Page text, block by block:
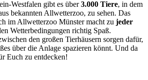
Westfalen gibt es über3.000 Tiere, in dem
bekannten Allwetterzoo, zu sehen. Das
im Allwetterzoo Münster macht zu jeder
Wetterbedingungen richtig Spaß.
den großen Tierhäusern sorgen dafür,
über die Anlage spazieren könnt. Und da
Euch zu entdecken!